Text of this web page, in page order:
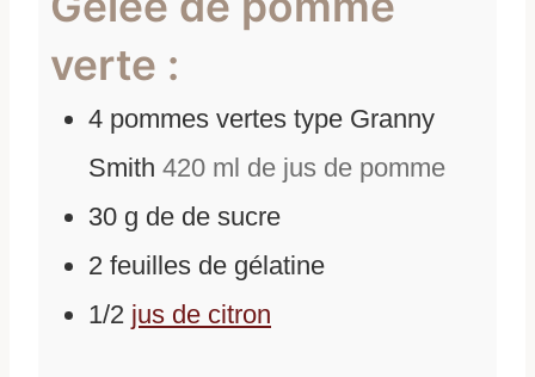
verte :
4 pommes vertes type Granny
Smith 420 ml de jus de pomme
30 g de de sucre
2 feuilles de gélatine
1/2 jus de citron